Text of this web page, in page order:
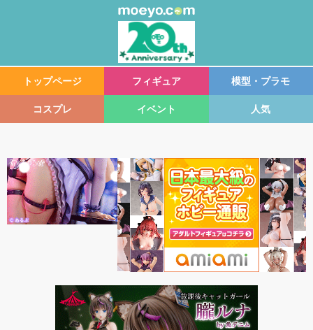
トップページ フィギュア 模型・プラモ
コスプレ イベント 人気